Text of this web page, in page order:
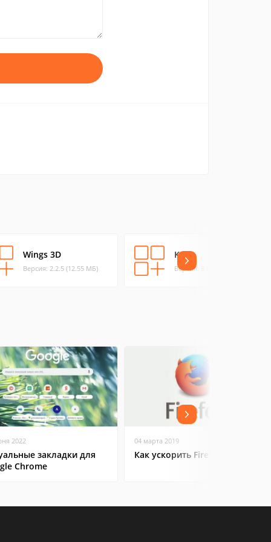
Wings 3D
Версия: 2.2.5 (12.55 МБ)
K-3D
Версия: 8.0.3 (55.92 МБ)
2022
закладки для
Chrome
04 марта 2019
Как ускорить Firefox